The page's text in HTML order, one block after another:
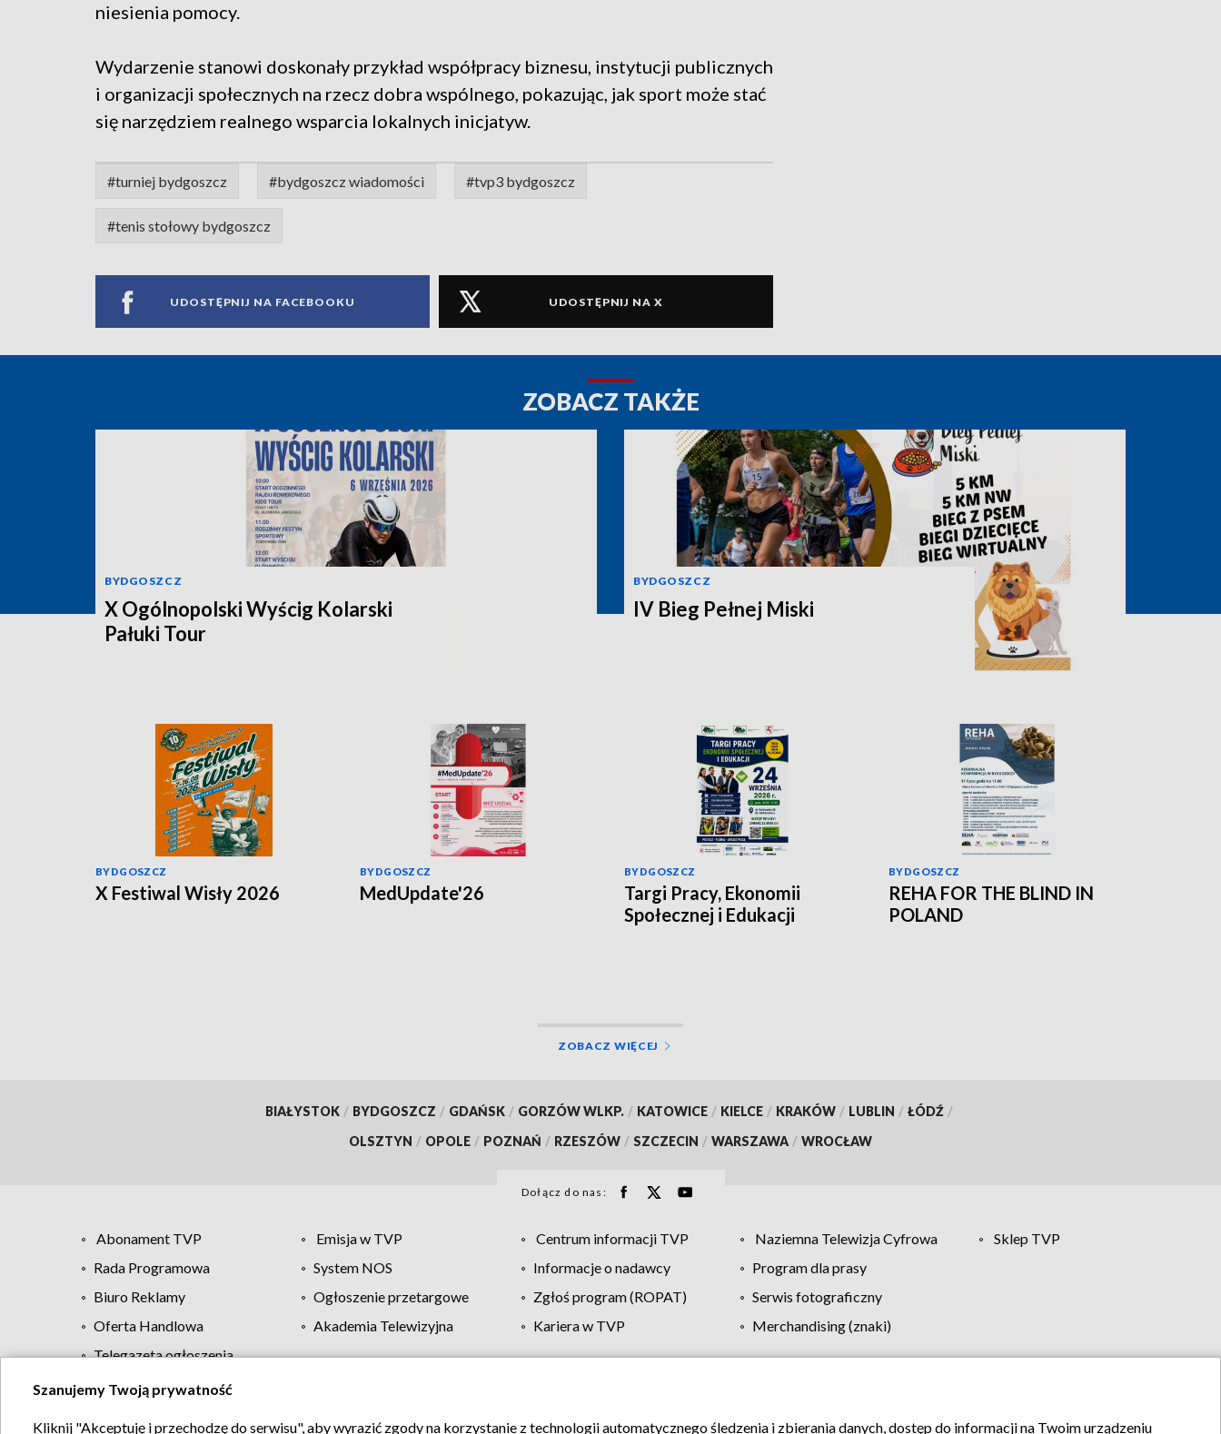
niesienia pomocy.
Wydarzenie stanowi doskonały przykład współpracy biznesu, instytucji publicznych
i organizacji społecznych na rzecz dobra wspólnego, pokazując, jak sport może stać
się narzędziem realnego wsparcia lokalnych inicjatyw.
#turniej bydgoszcz #bydgoszcz wiadomości #tvp3 bydgoszcz
#tenis stołowy bydgoszcz
UDOSTĘPNIJ NA FACEBOOKU UDOSTĘPNIJ NA X
ZOBACZ TAKŻE
BYDGOSZCZ
X Ogólnopolski Wyścig Kolarski
Pałuki Tour
BYDGOSZCZ
IV Bieg Pełnej Miski
BYDGOSZCZ
X Festiwal Wisły 2026
BYDGOSZCZ
MedUpdate'26
BYDGOSZCZ
Targi Pracy, Ekonomii
Społecznej i Edukacji
BYDGOSZCZ
REHA FOR THE BLIND IN
POLAND
ZOBACZ WIĘCEJ
BIAŁYSTOK / BYDGOSZCZ / GDAŃSK / GORZÓW WLKP. / KATOWICE / KIELCE / KRAKÓW / LUBLIN / ŁÓDŹ /
OLSZTYN / OPOLE / POZNAŃ / RZESZÓW / SZCZECIN / WARSZAWA / WROCŁAW
Dołącz do nas:
Abonament TVP Emisja w TVP Centrum informacji TVP Naziemna Telewizja Cyfrowa
Sklep TVP
Rada Programowa
System NOS Informacje o nadawcy
Program dla prasy
Biuro Reklamy
Ogłoszenie przetargowe Zgłoś program (ROPAT)
Serwis fotograficzny
Oferta Handlowa
Akademia Telewizyjna Kariera w TVP
Merchandising (znaki)
Telegazeta ogłoszenia
Regulamin TVP Polityka prywatności Moje zgody Pomoc Biuro reklamy Kontakt
Szanujemy Twoją prywatność
Kliknij "Akceptuję i przechodzę do serwisu", aby wyrazić zgody na korzystanie z technologii automatycznego śledzenia i zbierania danych, dostęp do informacji na Twoim urządzeniu